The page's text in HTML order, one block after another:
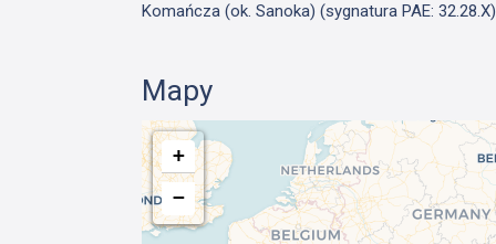
Komańcza (ok. Sanoka) (sygnatura PAE: 32.28.X)
Mapy
+
−